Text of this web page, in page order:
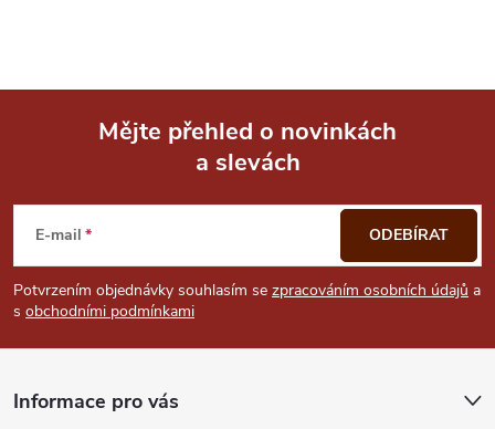
p
p
a
Mějte přehled o novinkách
a slevách
E-mail
Potvrzením objednávky souhlasím se zpracováním osobních údajů a
s obchodními podmínkami
ODEBÍRAT
Informace pro vás